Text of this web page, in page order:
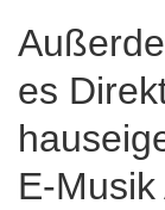
es
E-